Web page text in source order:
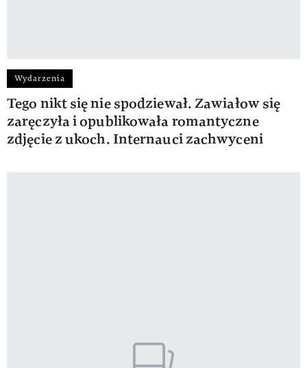
Wydarzenia
Tego nikt się nie spodziewał. Zawiałow się
zaręczyła i opublikowała romantyczne
zdjęcie z ukoch. Internauci zachwyceni